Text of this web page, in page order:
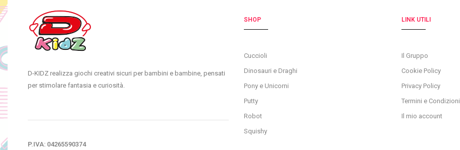
D-KIDZ realizza giochi creativi sicuri per bambini e bambine, pensati
per stimolare fantasia e curiosità.
P.IVA: 04265590374
SHOP
Cuccioli
Dinosauri e Draghi
Pony e Unicorni
Putty
Robot
Squishy
LINK UTILI
Il Gruppo
Cookie Policy
Privacy Policy
Termini e Condizioni
Il mio account